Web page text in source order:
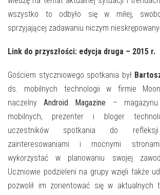
wszystko to odbyło się w miłej,
sprzyjającej zadawaniu niczym
Link do przyszłości: edycja druga – 2015 r.
Gościem styczniowego spotkania był
ds. mobilnych technologii w firmie
naczelnyAndroid Magazine –
mobilnych, prezenter i bloger
uczestników spotkania do
zainteresowaniami i mocnymi
wykorzystać w planowaniu swojej
Uczniowie podzieleni na grupy wzięli także
pozwolił im zorientować się w aktualnych